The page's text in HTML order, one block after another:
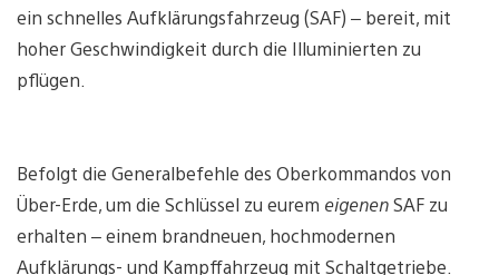
ein schnelles Aufklärungsfahrzeug (SAF) – bereit, mit
hoher Geschwindigkeit durch die Illuminierten zu
pflügen.
Befolgt die Generalbefehle des Oberkommandos von
Über-Erde, um die Schlüssel zu eurem eigenenSAF zu
erhalten – einem brandneuen, hochmodernen
Aufklärungs- und Kampffahrzeug mit Schaltgetriebe.